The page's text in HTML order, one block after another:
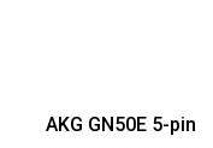
AKG GN50E 5-pin